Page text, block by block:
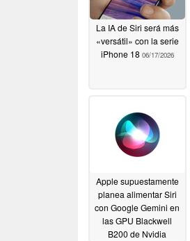
La IA de Siri será más
«versátil» con la serie
iPhone 18 06/17/2026
Apple supuestamente
planea alimentar Siri
con Google Gemini en
las GPU Blackwell
B200 de Nvidia